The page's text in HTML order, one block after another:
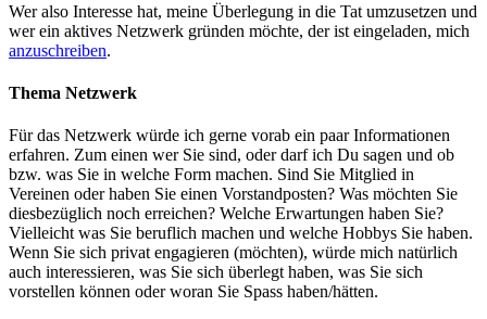
Wer also Interesse hat, meine Überlegung in die Tat umzusetzen und
wer ein aktives Netzwerk gründen möchte, der ist eingeladen, mich
anzuschreiben.
Thema Netzwerk
Für das Netzwerk würde ich gerne vorab ein paar Informationen
erfahren. Zum einen wer Sie sind, oder darf ich Du sagen und ob
bzw. was Sie in welche Form machen. Sind Sie Mitglied in
Vereinen oder haben Sie einen Vorstandposten? Was möchten Sie
diesbezüglich noch erreichen? Welche Erwartungen haben Sie?
Vielleicht was Sie beruflich machen und welche Hobbys Sie haben.
Wenn Sie sich privat engagieren (möchten), würde mich natürlich
auch interessieren, was Sie sich überlegt haben, was Sie sich
vorstellen können oder woran Sie Spass haben/hätten.